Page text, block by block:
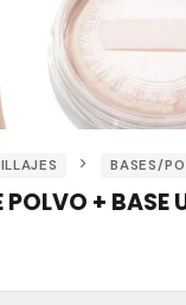
BASES/
POLVO + BASE